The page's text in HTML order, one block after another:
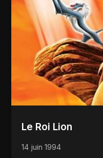
Le Roi Lion
14 juin 1994